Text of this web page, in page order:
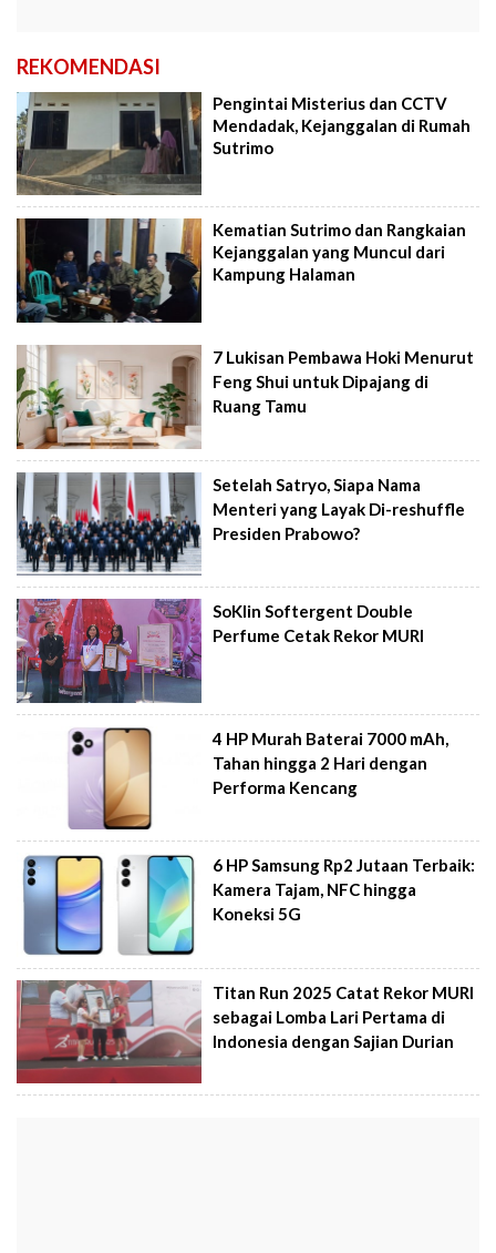
REKOMENDASI
Pengintai Misterius dan CCTV
Mendadak, Kejanggalan di Rumah
Sutrimo
Kematian Sutrimo dan Rangkaian
Kejanggalan yang Muncul dari
Kampung Halaman
7 Lukisan Pembawa Hoki Menurut
Feng Shui untuk Dipajang di
Ruang Tamu
Setelah Satryo, Siapa Nama
Menteri yang Layak Di-reshuffle
Presiden Prabowo?
SoKlin Softergent Double
Perfume Cetak Rekor MURI
4 HP Murah Baterai 7000 mAh,
Tahan hingga 2 Hari dengan
Performa Kencang
6 HP Samsung Rp2 Jutaan Terbaik:
Kamera Tajam, NFC hingga
Koneksi 5G
Titan Run 2025 Catat Rekor MURI
sebagai Lomba Lari Pertama di
Indonesia dengan Sajian Durian